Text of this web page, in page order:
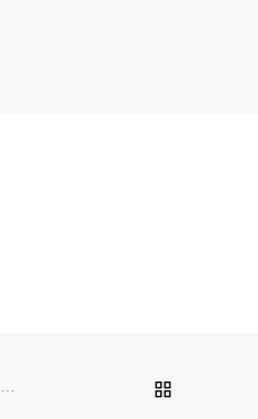
NOWY JORK DOPUSZCZA DO MEDYCZNEJ MARIHUANY CORAZ WIĘCEJ PACJENTÓW